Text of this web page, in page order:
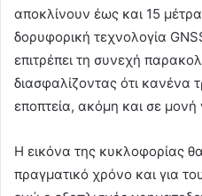
αποκλίνουν έως και 15
δορυφορική τεχνολογία
επιτρέπει τη συνεχή
διασφαλίζοντας ότι κανένα
εποπτεία, ακόμη και σε μονή
Η εικόνα της κυκλοφορίας
πραγματικό χρόνο και για